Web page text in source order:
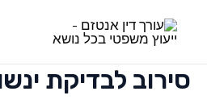
סירוב לבדיקת